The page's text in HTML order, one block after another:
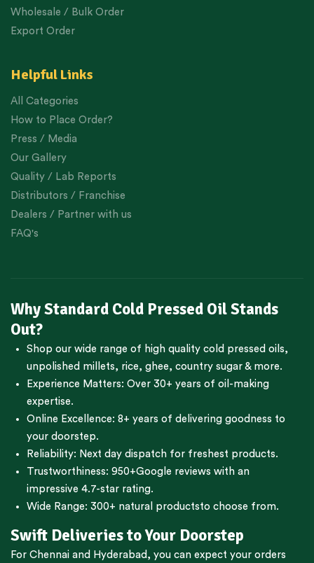
Wholesale / Bulk Order
Export Order
Helpful Links
All Categories
How to Place Order?
Press / Media
Our Gallery
Quality / Lab Reports
Distributors / Franchise
Dealers / Partner with us
FAQ's
Why Standard Cold Pressed Oil Stands
Out?
Shop our wide range of high quality cold pressed oils,
unpolished millets, rice, ghee, country sugar & more.
Experience Matters: Over 30+ years of oil-making
expertise.
Online Excellence: 8+ years of delivering goodness to
your doorstep.
Reliability: Next day dispatch for freshest products.
Trustworthiness: 950+Google reviews with an
impressive 4.7-star rating.
Wide Range: 300+ natural productsto choose from.
Swift Deliveries to Your Doorstep
For Chennai and Hyderabad , you can expect your orders